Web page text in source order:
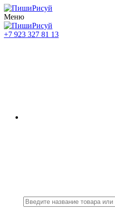
Меню
+7 923 327 81 13